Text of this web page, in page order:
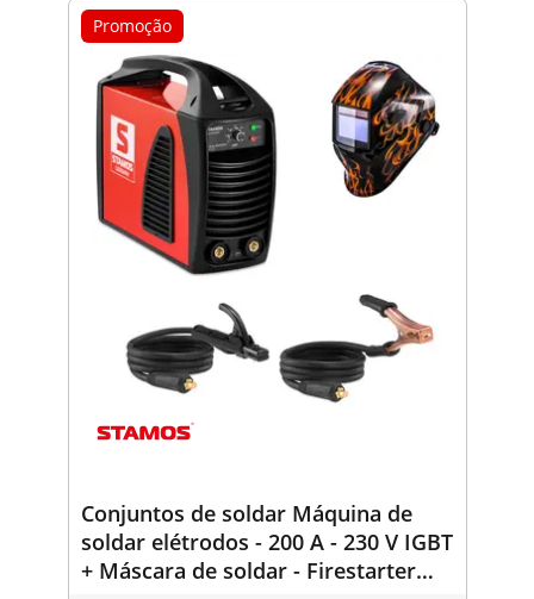
Promoção
Conjuntos de soldar Máquina de
soldar elétrodos - 200 A - 230 V IGBT
+ Máscara de soldar - Firestarter